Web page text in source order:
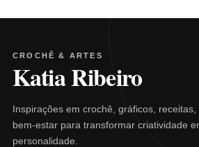
CROCHÊ & ARTES
Katia Ribeiro
Inspirações em crochê, gráficos,
bem-estar para transformar criatividade
personalidade.